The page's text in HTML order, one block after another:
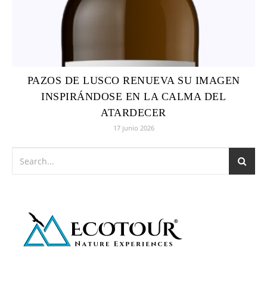
PAZOS DE LUSCO RENUEVA SU IMAGEN
INSPIRÁNDOSE EN LA CALMA DEL
ATARDECER
17 junio 2026